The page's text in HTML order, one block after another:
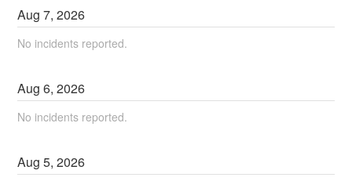
Aug7,2026
No incidents reported.
Aug6,2026
No incidents reported.
Aug5,2026